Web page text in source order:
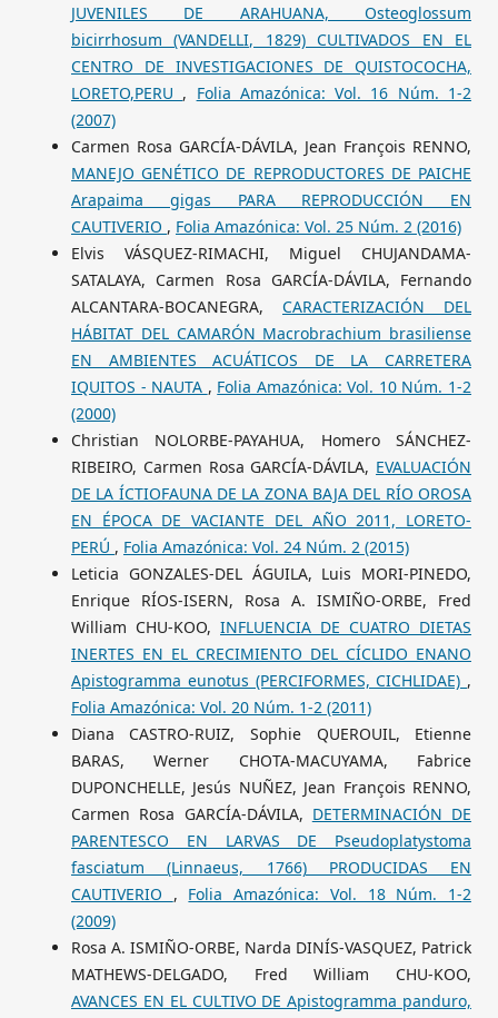
JUVENILES DE ARAHUANA, Osteoglossum
bicirrhosum (VANDELLI, 1829) CULTIVADOS EN EL
CENTRO DE INVESTIGACIONES DE QUISTOCOCHA,
LORETO,PERU , Folia Amazónica: Vol. 16 Núm. 1-2
(2007)
Carmen Rosa GARCÍA-DÁVILA, Jean François RENNO,
MANEJO GENÉTICO DE REPRODUCTORES DE PAICHE
Arapaima gigas PARA REPRODUCCIÓN EN
CAUTIVERIO , Folia Amazónica: Vol. 25 Núm. 2 (2016)
Elvis VÁSQUEZ-RIMACHI, Miguel CHUJANDAMA-
SATALAYA, Carmen Rosa GARCÍA-DÁVILA, Fernando
ALCANTARA-BOCANEGRA, CARACTERIZACIÓN DEL
HÁBITAT DEL CAMARÓN Macrobrachium brasiliense
EN AMBIENTES ACUÁTICOS DE LA CARRETERA
IQUITOS - NAUTA , Folia Amazónica: Vol. 10 Núm. 1-2
(2000)
Christian NOLORBE-PAYAHUA, Homero SÁNCHEZ-
RIBEIRO, Carmen Rosa GARCÍA-DÁVILA, EVALUACIÓN
DE LA ÍCTIOFAUNA DE LA ZONA BAJA DEL RÍO OROSA
EN ÉPOCA DE VACIANTE DEL AÑO 2011, LORETO-
PERÚ , Folia Amazónica: Vol. 24 Núm. 2 (2015)
Leticia GONZALES-DEL ÁGUILA, Luis MORI-PINEDO,
Enrique RÍOS-ISERN, Rosa A. ISMIÑO-ORBE, Fred
William CHU-KOO, INFLUENCIA DE CUATRO DIETAS
INERTES EN EL CRECIMIENTO DEL CÍCLIDO ENANO
Apistogramma eunotus (PERCIFORMES, CICHLIDAE) ,
Folia Amazónica: Vol. 20 Núm. 1-2 (2011)
Diana CASTRO-RUIZ, Sophie QUEROUIL, Etienne
BARAS, Werner CHOTA-MACUYAMA, Fabrice
DUPONCHELLE, Jesús NUÑEZ, Jean François RENNO,
Carmen Rosa GARCÍA-DÁVILA, DETERMINACIÓN DE
PARENTESCO EN LARVAS DE Pseudoplatystoma
fasciatum (Linnaeus, 1766) PRODUCIDAS EN
CAUTIVERIO , Folia Amazónica: Vol. 18 Núm. 1-2
(2009)
Rosa A. ISMIÑO-ORBE, Narda DINÍS-VASQUEZ, Patrick
MATHEWS-DELGADO, Fred William CHU-KOO,
AVANCES EN EL CULTIVO DE Apistogramma panduro,